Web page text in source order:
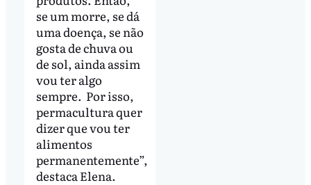
se um morre, se dá
uma doença, se não
gosta de chuva ou
de sol, ainda assim
vou ter algo
sempre. Por isso,
permacultura quer
dizer que vou ter
alimentos
permanentemente”,
destaca Elena.